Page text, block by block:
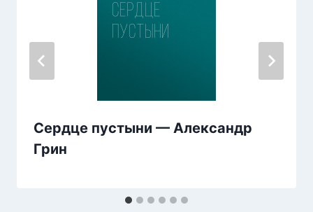
Сердце пустыни — Александр
Грин